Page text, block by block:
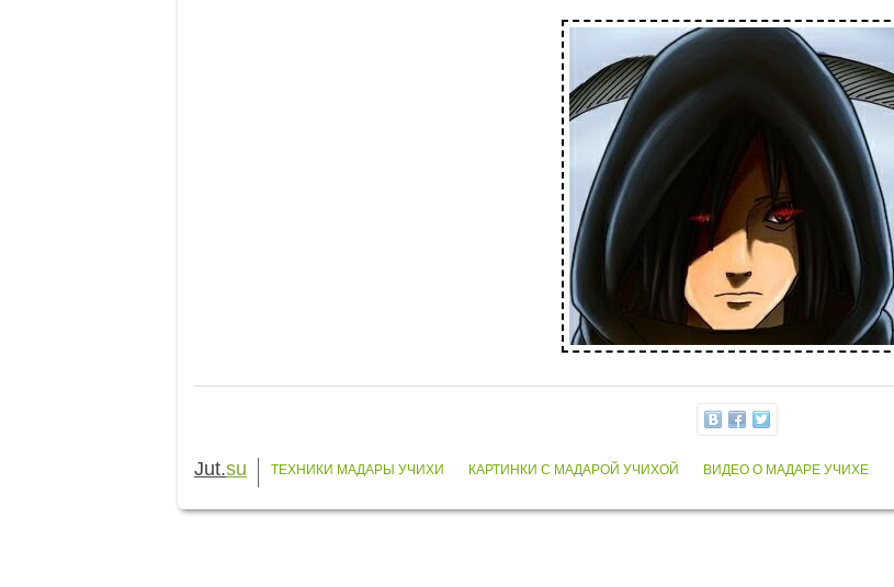
Jut.su ТЕХНИКИ МАДАРЫ УЧИХИ КАРТИНКИ С МАДАРОЙ УЧИХОЙ ВИДЕО О МАДАРЕ УЧИХЕ